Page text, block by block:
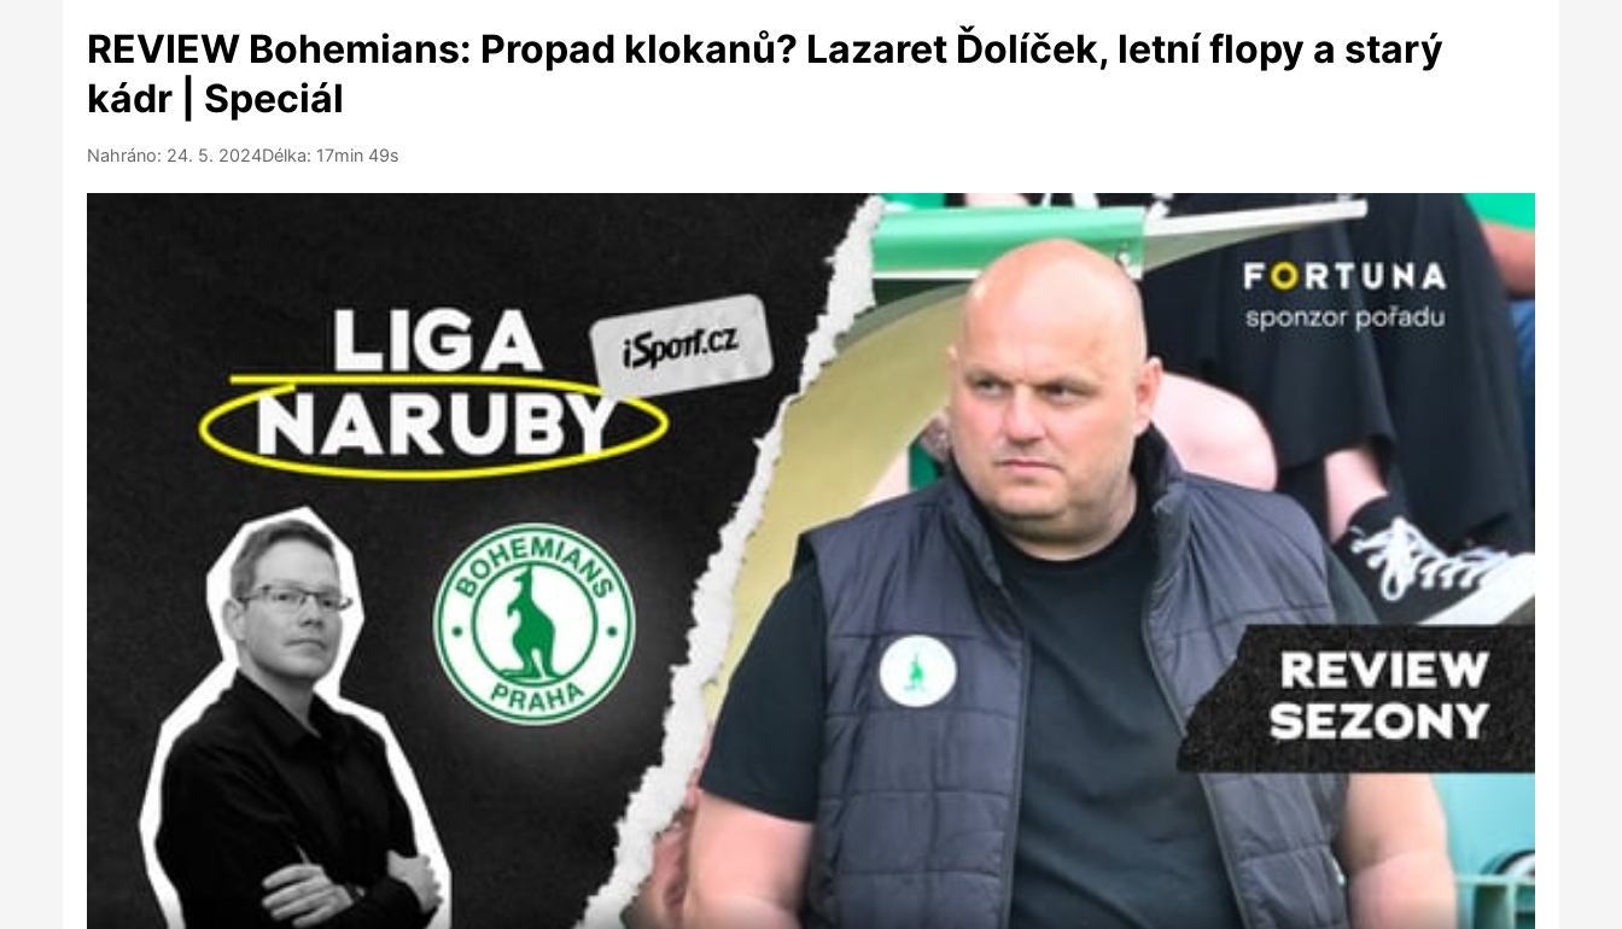
REVIEW Bohemians: Propad klokanů? Lazaret Ďolíček, letní flopy a starý
kádr | Speciál
Nahráno: 24. 5. 2024Délka: 17min 49s